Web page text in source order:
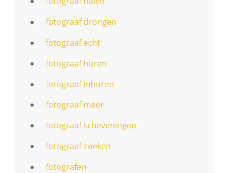
fotograaf drongen
fotograaf echt
fotograaf huren
fotograaf inhuren
fotograaf meer
fotograaf scheveningen
fotograaf zoeken
fotografen